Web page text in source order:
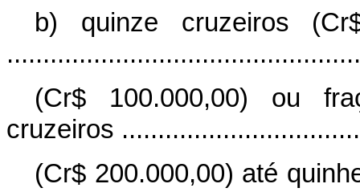
b) quinze cruzeiros
(Cr$ 100.000,00) ou
cruzeiros
(Cr$ 200.000,00) até